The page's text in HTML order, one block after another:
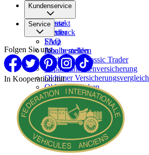
Über uns
Karriere
Presse
Partner
Kundenservice
Kontakt
Feedback
FAQ
Inhalte melden
Service
Shop
Abo bestellen
Werben bei Classic Trader
Reparaturkostenversicherung
Oldtimer Versicherungsvergleich
Oldtimer Marken
Oldtimer verkaufen
Oldtimer Händler
Oldtimer Garagen
Folgen Sie uns
In Kooperation mit